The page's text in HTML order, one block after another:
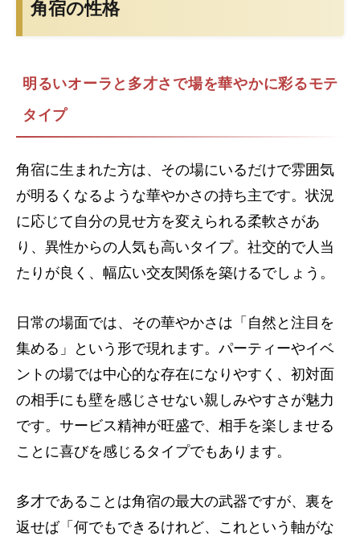
角宿の性格
明るいオーラと多才さで場を華やかに彩るモテ
タイプ
角宿に生まれた方は、その場にいるだけで雰囲気
が明るくなるような華やかさの持ち主です。状況
に応じて自分の見せ方を変えられる柔軟さがあ
り、異性からの人気も高いタイプ。社交的で人当
たりが良く、幅広い交友関係を築けるでしょう。
日常の場面では、その華やかさは「自然と注目を
集める」という形で現れます。パーティーやイベ
ントの場では中心的な存在になりやすく、初対面
の相手にも壁を感じさせない親しみやすさが魅力
です。サービス精神が旺盛で、相手を楽しませる
ことに喜びを感じるタイプでもあります。
多才であることは角宿の最大の武器ですが、裏を
返せば「何でもできるけれど、これという軸がな